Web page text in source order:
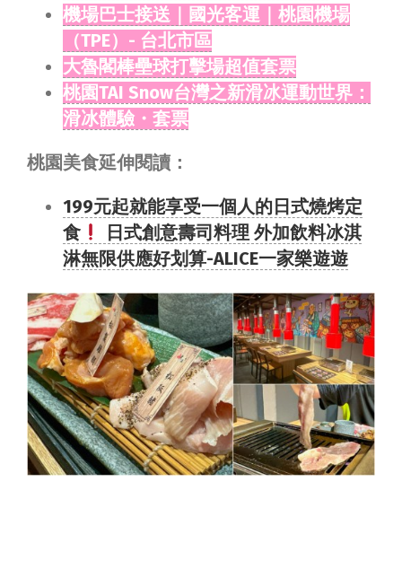
機場巴士接送｜國光客運｜桃園機場
（TPE）- 台北市區
大魯閣棒壘球打擊場超值套票
桃園TAI Snow台灣之新滑冰運動世界：
滑冰體驗・套票
桃園美食延伸閱讀：
199元起就能享受一個人的日式燒烤定
食
日式創意壽司料理 外加飲料冰淇
淋無限供應好划算-ALICE一家樂遊遊